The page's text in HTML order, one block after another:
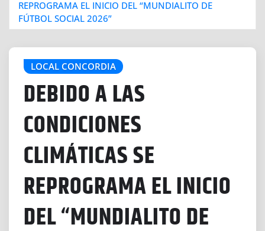
REPROGRAMA EL INICIO DEL “MUNDIALITO DE
FÚTBOL SOCIAL 2026”
LOCAL CONCORDIA
DEBIDO A LAS
CONDICIONES
CLIMÁTICAS SE
REPROGRAMA EL INICIO
DEL “MUNDIALITO DE